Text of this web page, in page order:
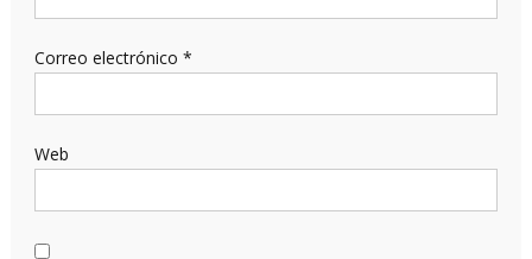
Correo electrónico *
Web